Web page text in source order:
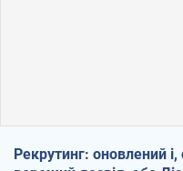
Рекрутинг: оновлений